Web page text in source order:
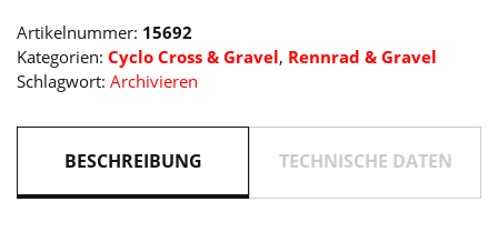
carbon
´n
´red
Artikelnummer: 15692
Kategorien: Cyclo Cross & Gravel, Rennrad & Gravel
Schlagwort: Archivieren
BESCHREIBUNG TECHNISCHE DATEN